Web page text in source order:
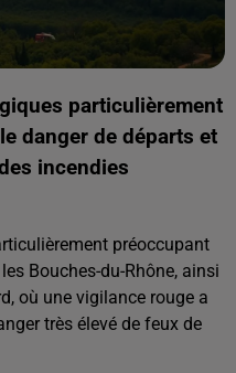
particulièrement
danger de départs et
incendies
préoccupant
Bouches-du-Rhône, ainsi
où une vigilance rouge a
très élevé de feux de